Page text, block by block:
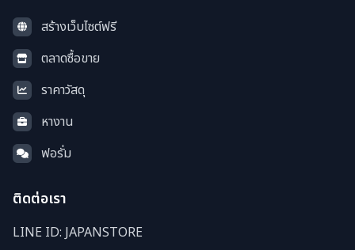
สร้างเว็บไซต์ฟรี
ตลาดซื้อขาย
ราคาวัสดุ
หางาน
ฟอรั่ม
ติดต่อเรา
LINE ID: JAPANSTORE